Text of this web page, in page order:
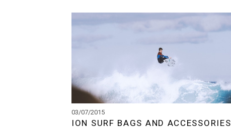
03/07/2015
ION SURF BAGS AND ACCESSORIES